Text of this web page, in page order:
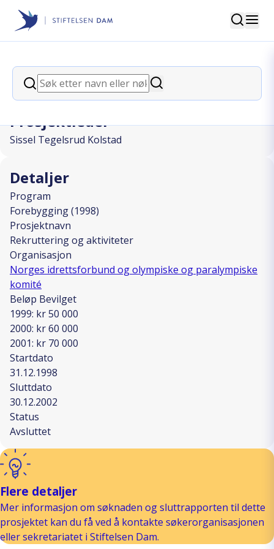
Stiftelsen Dam
Søk
Søk
Søk
back
Rekruttering og aktiviteter
Prosjektleder
Sissel Tegelsrud Kolstad
Detaljer
Program
Forebygging (1998)
Prosjektnavn
Rekruttering og aktiviteter
Organisasjon
Norges idrettsforbund og olympiske og paralympiske
komité
Beløp Bevilget
1999: kr 50 000
2000: kr 60 000
2001: kr 70 000
Startdato
31.12.1998
Sluttdato
30.12.2002
Status
Avsluttet
Flere detaljer
Mer informasjon om søknaden og sluttrapporten til dette
prosjektet kan du få ved å kontakte søkerorganisasjonen
eller sekretariatet i Stiftelsen Dam.